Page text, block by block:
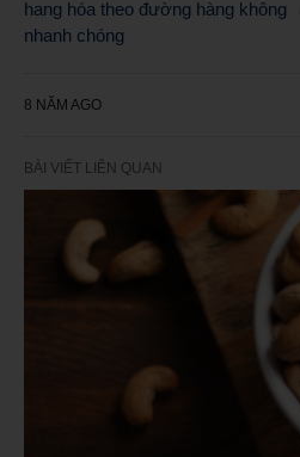
hang hóa theo đường hàng không
nhanh chóng
8 NĂM AGO
BÀI VIẾT LIÊN QUAN